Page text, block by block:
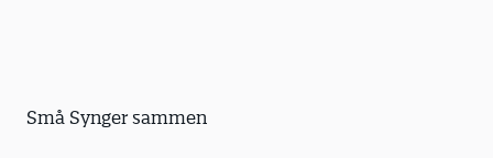
Små Synger sammen